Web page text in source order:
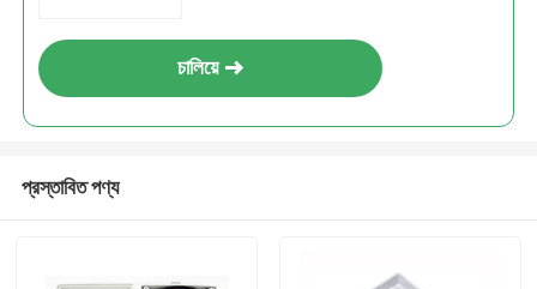
চালিয়ে
প্রস্তাবিত পণ্য